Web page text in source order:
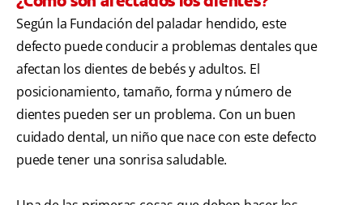
Según la Fundación del paladar hendido, este
defecto puede conducir a problemas dentales que
afectan los dientes de bebés y adultos. El
posicionamiento, tamaño, forma y número de
dientes pueden ser un problema. Con un buen
cuidado dental, un niño que nace con este defecto
puede tener una sonrisa saludable.